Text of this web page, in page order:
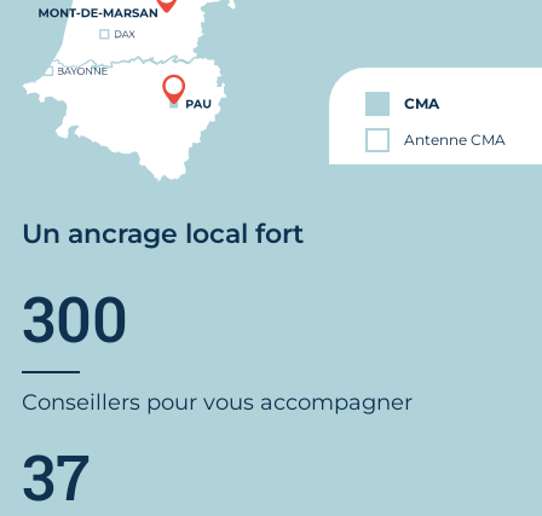
CMA
Antenne CMA
Un ancrage local fort
300
Conseillers pour vous accompagner
37